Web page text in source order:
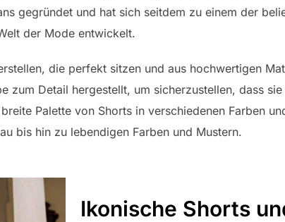
gegründet und hat sich seitdem zu einem der
der Mode entwickelt.
die perfekt sitzen und aus hochwertigen
zum Detail hergestellt, um sicherzustellen, dass
Palette von Shorts in verschiedenen Farben
bis hin zu lebendigen Farben und Mustern.
Ikonische Shorts